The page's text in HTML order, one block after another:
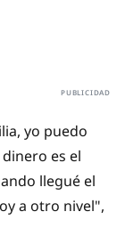
yo puedo
es el
llegué el
a otro nivel",